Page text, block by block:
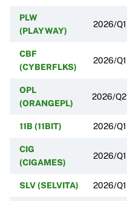
PLW
(PLAYWAY)
2026/Q1
CBF
(CYBERFLKS)
2026/Q1
OPL
(ORANGEPL)
2026/Q2
11B (11BIT) 2026/Q1
CIG
(CIGAMES)
2026/Q1
SLV (SELVITA) 2026/Q1